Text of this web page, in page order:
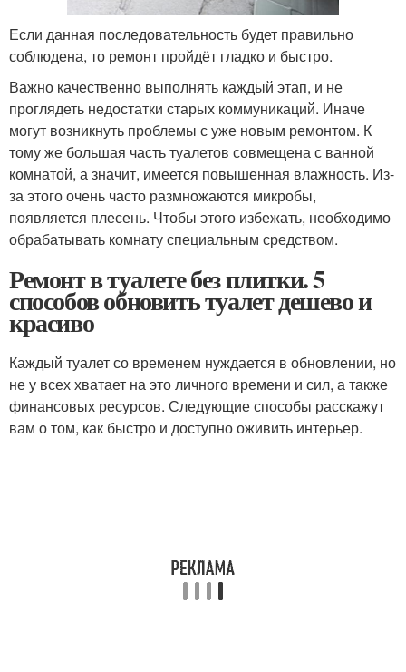
Если данная последовательность будет правильно
соблюдена, то ремонт пройдёт гладко и быстро.
Важно качественно выполнять каждый этап, и не
проглядеть недостатки старых коммуникаций. Иначе
могут возникнуть проблемы с уже новым ремонтом. К
тому же большая часть туалетов совмещена с ванной
комнатой, а значит, имеется повышенная влажность. Из-
за этого очень часто размножаются микробы,
появляется плесень. Чтобы этого избежать, необходимо
обрабатывать комнату специальным средством.
Ремонт в туалете без плитки. 5
способов обновить туалет дешево и
красиво
Каждый туалет со временем нуждается в обновлении, но
не у всех хватает на это личного времени и сил, а также
финансовых ресурсов. Следующие способы расскажут
вам о том, как быстро и доступно оживить интерьер.